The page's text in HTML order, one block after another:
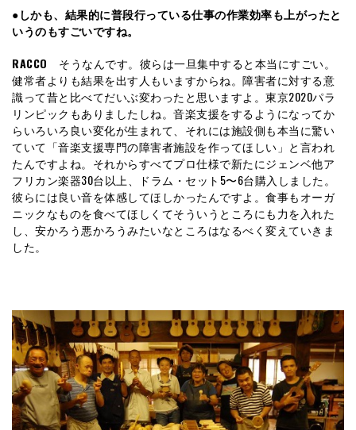
●しかも、結果的に普段行っている仕事の作業効率も上がったと
いうのもすごいですね。
RACCO そうなんです。彼らは一旦集中すると本当にすごい。
健常者よりも結果を出す人もいますからね。障害者に対する意
識って昔と比べてだいぶ変わったと思いますよ。東京2020パラ
リンピックもありましたしね。音楽支援をするようになってか
らいろいろ良い変化が生まれて、それには施設側も本当に驚い
ていて「音楽支援専門の障害者施設を作ってほしい」と言われ
たんですよね。それからすべてプロ仕様で新たにジェンベ他ア
フリカン楽器30台以上、ドラム・セット5〜6台購入しました。
彼らには良い音を体感してほしかったんですよ。食事もオーガ
ニックなものを食べてほしくてそういうところにも力を入れた
し、安かろう悪かろうみたいなところはなるべく変えていきま
した。